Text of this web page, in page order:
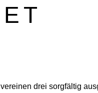
vereinen drei sorgfältig